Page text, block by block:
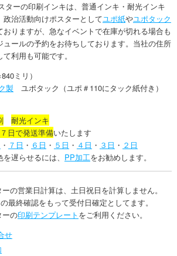
ターの印刷インキは、普通インキ・耐光インキ
治活動向けポスターとしてユポ紙やユポタック
りますが、急なイベントで在庫が切れる場合も
ュールの予約をお待ちしております。当社の住所
利用も可能です。
ミリ）
製 ユポタック（ユポ＃110にタック紙付き）
耐光インキ
日で発送準備いたします
・ ７日 ・ ６日 ・ ５日 ・ ４日 ・ ３日 ・ ２日
遅らせるには、 PP加工をお勧めします。
の営業日計算は、土日祝日を計算しません。
最終確認をもって受付日確定としてます。
ーの印刷テンプレート をご利用ください。
せ